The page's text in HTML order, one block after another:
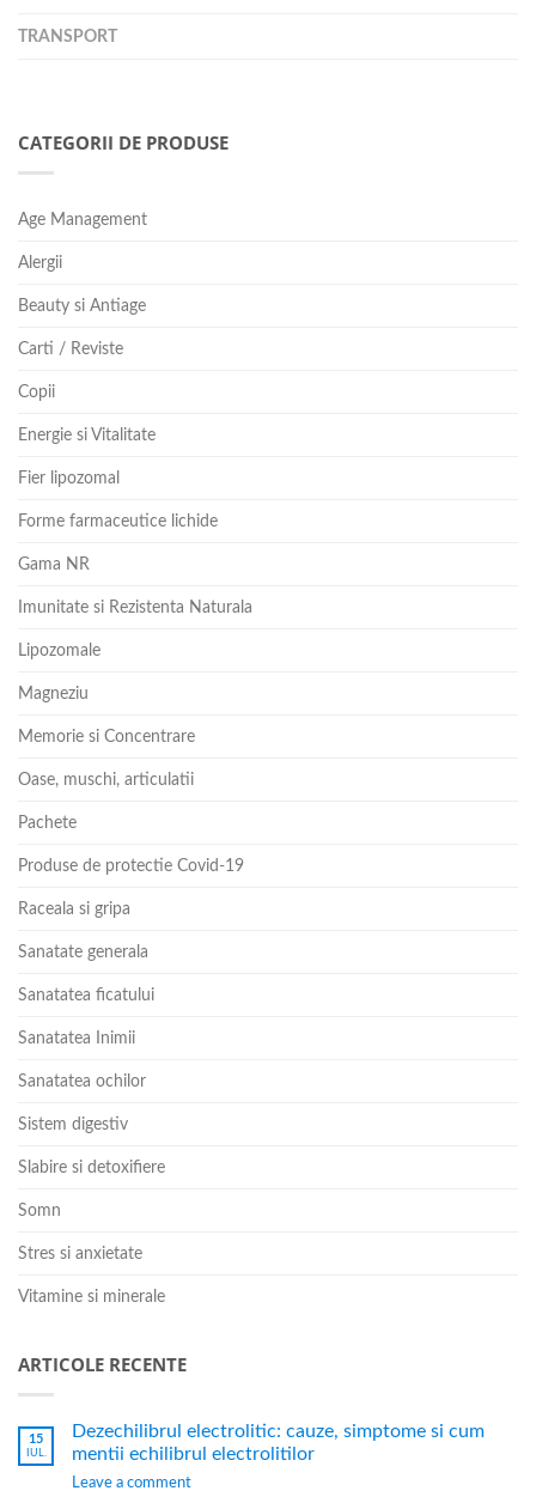
TRANSPORT
CATEGORII DE PRODUSE
Age Management
Alergii
Beauty si Antiage
Carti / Reviste
Copii
Energie si Vitalitate
Fier lipozomal
Forme farmaceutice lichide
Gama NR
Imunitate si Rezistenta Naturala
Lipozomale
Magneziu
Memorie si Concentrare
Oase, muschi, articulatii
Pachete
Produse de protectie Covid-19
Raceala si gripa
Sanatate generala
Sanatatea ficatului
Sanatatea Inimii
Sanatatea ochilor
Sistem digestiv
Slabire si detoxifiere
Somn
Stres si anxietate
Vitamine si minerale
ARTICOLE RECENTE
15
IUL.
Dezechilibrul electrolitic: cauze, simptome si cum
mentii echilibrul electrolitilor
Leave a comment